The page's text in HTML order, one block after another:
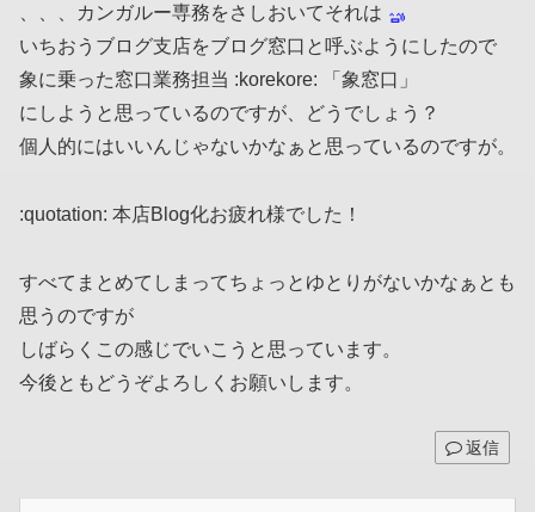
、、、カンガルー専務をさしおいてそれは
いちおうブログ支店をブログ窓口と呼ぶようにしたので
象に乗った窓口業務担当 :korekore: 「象窓口」
にしようと思っているのですが、どうでしょう？
個人的にはいいんじゃないかなぁと思っているのですが。
:quotation: 本店Blog化お疲れ様でした！
すべてまとめてしまってちょっとゆとりがないかなぁとも
思うのですが
しばらくこの感じでいこうと思っています。
今後ともどうぞよろしくお願いします。
返信